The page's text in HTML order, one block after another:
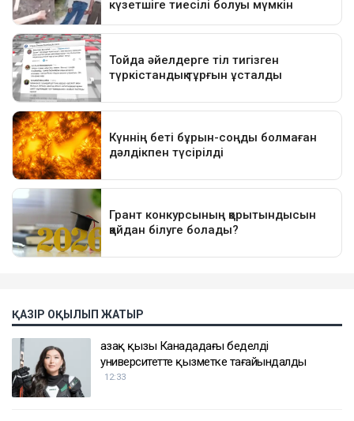
ҚАЗІР ОҚЫЛЫП ЖАТЫР
Қазақ қызы Канададағы беделді
университетте қызметке тағайындалды
12:33